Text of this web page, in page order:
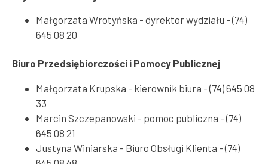
Małgorzata Wrotyńska - dyrektor wydziału - (74)
645 08 20
Biuro Przedsiębiorczości i Pomocy Publicznej
Małgorzata Krupska - kierownik biura - (74) 645 08
33
Marcin Szczepanowski - pomoc publiczna - (74)
645 08 21
Justyna Winiarska - Biuro Obsługi Klienta - (74)